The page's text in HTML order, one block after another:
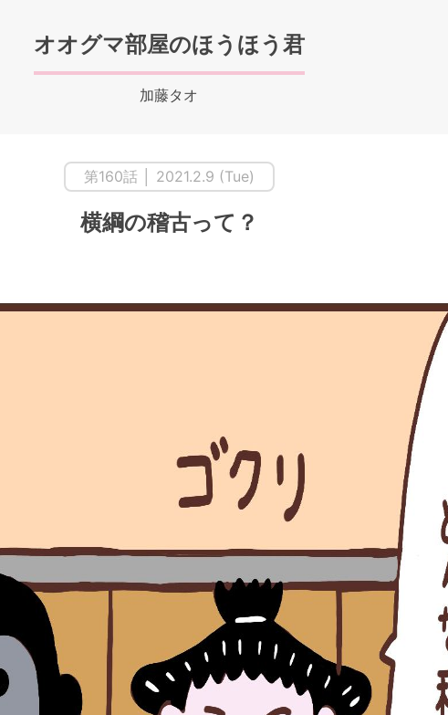
オオグマ部屋のほうほう君
加藤タオ
第160話 │ 2021.2.9 (Tue)
横綱の稽古って？